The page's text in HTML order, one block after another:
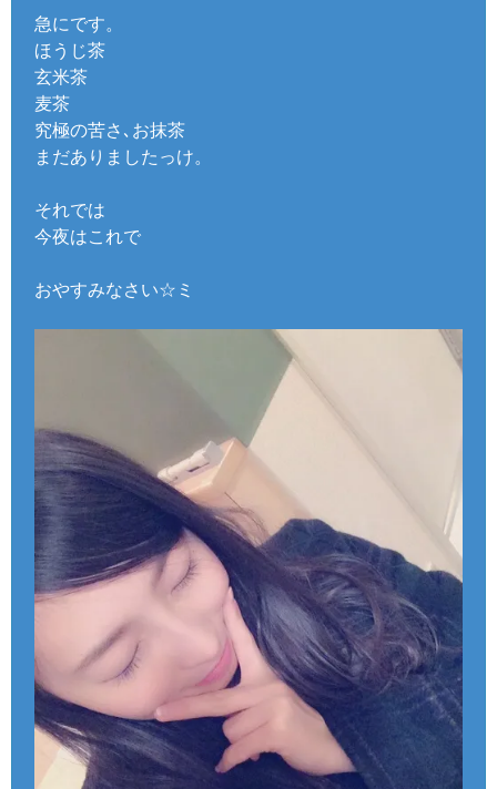
急にです。
ほうじ茶
玄米茶
麦茶
究極の苦さ､お抹茶
まだありましたっけ。
それでは
今夜はこれで
おやすみなさい☆ミ